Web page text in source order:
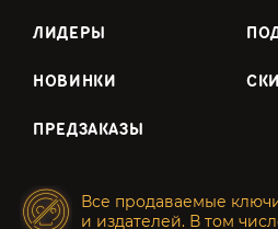
ЛИДЕРЫ
НОВИНКИ
ПРЕДЗАКАЗЫ
Все продаваемые
и издателей. В том